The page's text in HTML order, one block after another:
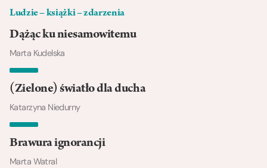
Ludzie – książki – zdarzenia
Dążąc ku niesamowitemu
Marta Kudelska
(Zielone) światło dla ducha
Katarzyna Niedurny
Brawura ignorancji
Marta Watral